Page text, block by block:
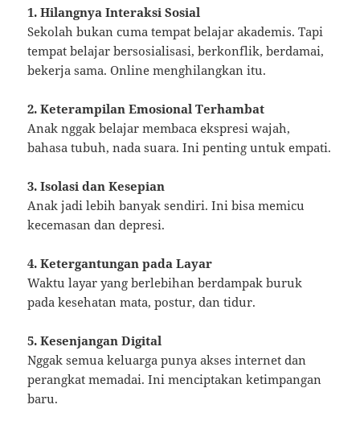
1. Hilangnya Interaksi Sosial
Sekolah bukan cuma tempat belajar akademis. Tapi
tempat belajar bersosialisasi, berkonflik, berdamai,
bekerja sama. Online menghilangkan itu.
2. Keterampilan Emosional Terhambat
Anak nggak belajar membaca ekspresi wajah,
bahasa tubuh, nada suara. Ini penting untuk empati.
3. Isolasi dan Kesepian
Anak jadi lebih banyak sendiri. Ini bisa memicu
kecemasan dan depresi.
4. Ketergantungan pada Layar
Waktu layar yang berlebihan berdampak buruk
pada kesehatan mata, postur, dan tidur.
5. Kesenjangan Digital
Nggak semua keluarga punya akses internet dan
perangkat memadai. Ini menciptakan ketimpangan
baru.